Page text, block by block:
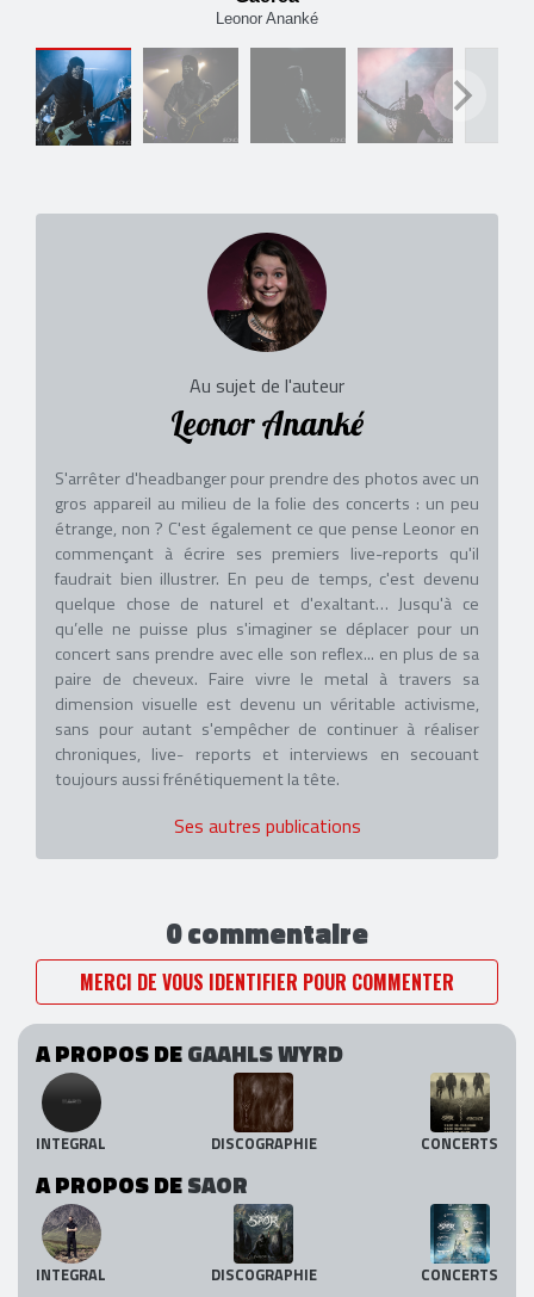
Au sujet de l'auteur
Leonor Ananké
S'arrêter d'headbanger pour prendre des photos avec un
gros appareil au milieu de la folie des concerts : un peu
étrange, non ? C'est également ce que pense Leonor en
commençant à écrire ses premiers live-reports qu'il
faudrait bien illustrer. En peu de temps, c'est devenu
quelque chose de naturel et d'exaltant… Jusqu'à ce
qu’elle ne puisse plus s'imaginer se déplacer pour un
concert sans prendre avec elle son reflex... en plus de sa
paire de cheveux. Faire vivre le metal à travers sa
dimension visuelle est devenu un véritable activisme,
sans pour autant s'empêcher de continuer à réaliser
chroniques, live- reports et interviews en secouant
toujours aussi frénétiquement la tête.
Ses autres publications
0 commentaire
MERCI DE VOUS IDENTIFIER POUR COMMENTER
A PROPOS DEGAAHLS WYRD
INTEGRAL DISCOGRAPHIE CONCERTS
A PROPOS DESAOR
INTEGRAL DISCOGRAPHIE CONCERTS